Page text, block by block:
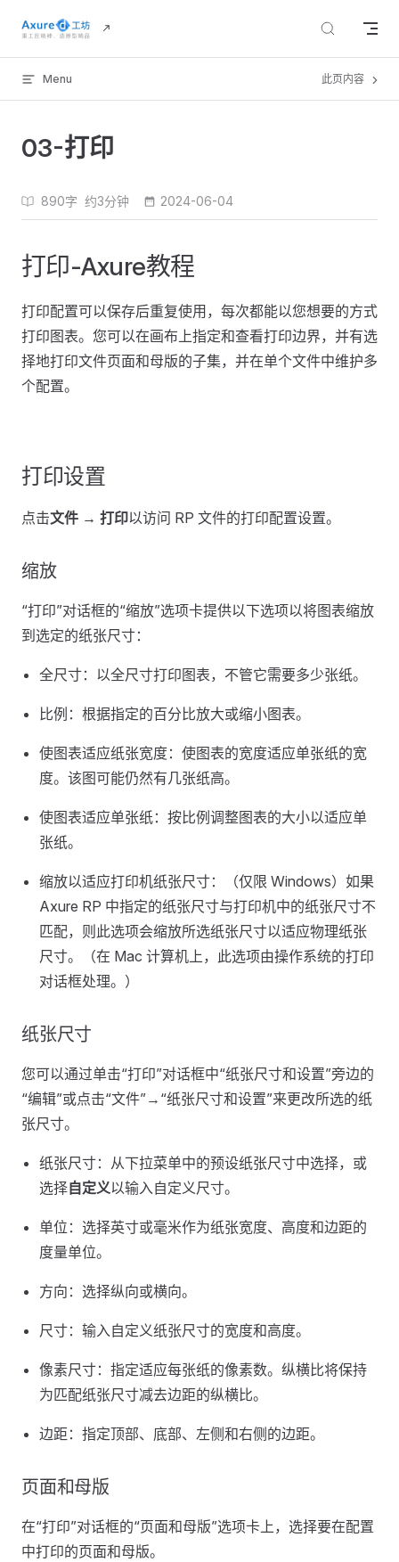
Skip to content
Menu 此页内容
03-打印
890字 约3分钟 2024-06-04
打印-Axure教程
打印配置可以保存后重复使用，每次都能以您想要的方式
打印图表。您可以在画布上指定和查看打印边界，并有选
择地打印文件页面和母版的子集，并在单个文件中维护多
个配置。
打印设置
点击文件 → 打印以访问 RP 文件的打印配置设置。
缩放
“打印”对话框的“缩放”选项卡提供以下选项以将图表缩放
到选定的纸张尺寸：
全尺寸：以全尺寸打印图表，不管它需要多少张纸。
比例：根据指定的百分比放大或缩小图表。
使图表适应纸张宽度：使图表的宽度适应单张纸的宽
度。该图可能仍然有几张纸高。
使图表适应单张纸：按比例调整图表的大小以适应单
张纸。
缩放以适应打印机纸张尺寸：（仅限 Windows）如果
Axure RP 中指定的纸张尺寸与打印机中的纸张尺寸不
匹配，则此选项会缩放所选纸张尺寸以适应物理纸张
尺寸。（在 Mac 计算机上，此选项由操作系统的打印
对话框处理。）
纸张尺寸
您可以通过单击“打印”对话框中“纸张尺寸和设置”旁边的
“编辑”或点击“文件”→“纸张尺寸和设置”来更改所选的纸
张尺寸。
纸张尺寸：从下拉菜单中的预设纸张尺寸中选择，或
选择自定义以输入自定义尺寸。
单位：选择英寸或毫米作为纸张宽度、高度和边距的
度量单位。
方向：选择纵向或横向。
尺寸：输入自定义纸张尺寸的宽度和高度。
像素尺寸：指定适应每张纸的像素数。纵横比将保持
为匹配纸张尺寸减去边距的纵横比。
边距：指定顶部、底部、左侧和右侧的边距。
页面和母版
在“打印”对话框的“页面和母版”选项卡上，选择要在配置
中打印的页面和母版。